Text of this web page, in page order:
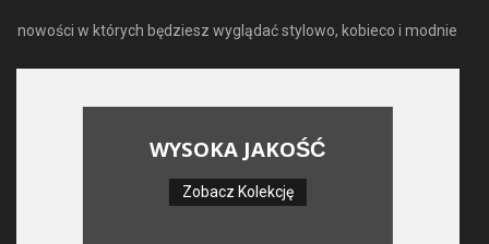
nowości w których będziesz wyglądać stylowo, kobieco i modnie
WYSOKA JAKOŚĆ
Zobacz Kolekcję